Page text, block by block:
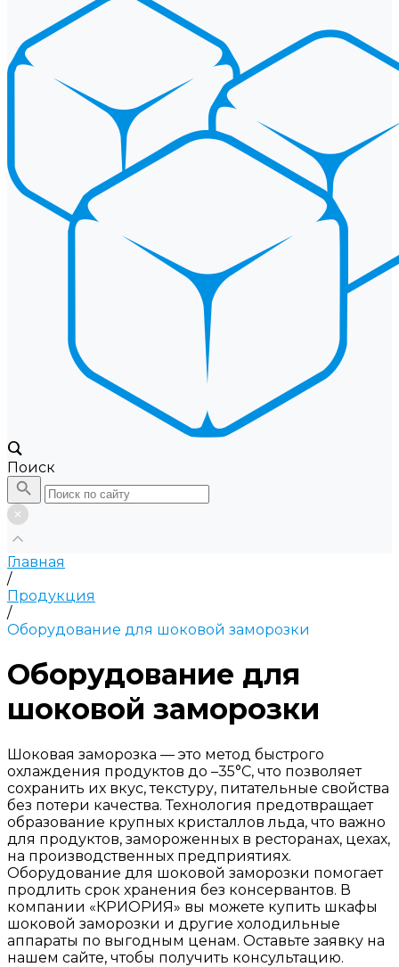
Поиск
Главная
/
Продукция
/
Оборудование для шоковой заморозки
Оборудование для
шоковой заморозки
Шоковая заморозка — это метод быстрого
охлаждения продуктов до –35°C, что позволяет
сохранить их вкус, текстуру, питательные свойства
без потери качества. Технология предотвращает
образование крупных кристаллов льда, что важно
для продуктов, замороженных в ресторанах, цехах,
на производственных предприятиях.
Оборудование для шоковой заморозки помогает
продлить срок хранения без консервантов. В
компании «КРИОРИЯ» вы можете купить шкафы
шоковой заморозки и другие холодильные
аппараты по выгодным ценам. Оставьте заявку на
нашем сайте, чтобы получить консультацию.